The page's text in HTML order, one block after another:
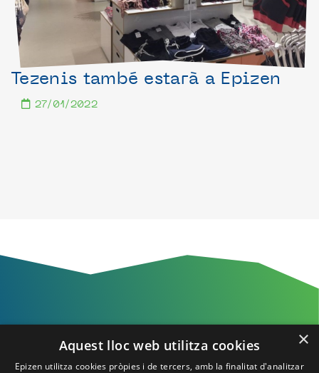
Tezenis també estarà a Epizen
27/01/2022
¡Te esperamos en
Epizen!
×
Aquest lloc web utilitza cookies
Epizen utilitza cookies pròpies i de tercers, amb la finalitat d'analitzar